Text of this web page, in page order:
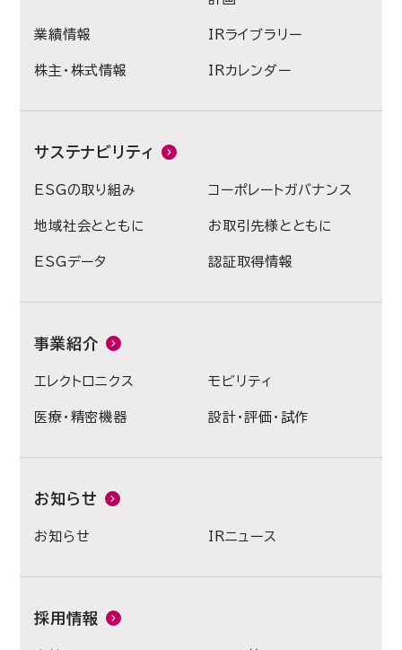
業績情報 IRライブラリー
株主・株式情報 IRカレンダー
サステナビリティ
ESGの取り組み コーポレートガバナンス
地域社会とともに お取引先様とともに
ESGデータ 認証取得情報
事業紹介
エレクトロニクス モビリティ
医療・精密機器 設計・評価・試作
お知らせ
お知らせ IRニュース
採用情報